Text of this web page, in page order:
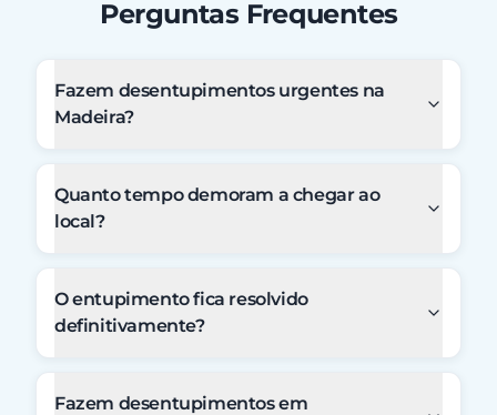
Perguntas Frequentes
Fazem desentupimentos urgentes na
Madeira?
Quanto tempo demoram a chegar ao
local?
O entupimento fica resolvido
definitivamente?
Fazem desentupimentos em